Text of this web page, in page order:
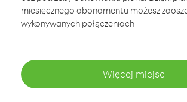
miesięcznego abonamentu możesz
wykonywanych połączeniach
Więcej miejsc